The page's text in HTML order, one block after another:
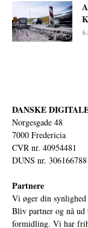
6
DANSKE
Norgesgade 48
7000 Fredericia
CVR nr. 40954481
DUNS nr. 306166788
Partnere
Vi øger din
Bliv partner og nå
formidling. Vi har